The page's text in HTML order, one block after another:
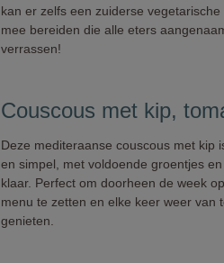
kan er zelfs een zuiderse vegetarische
mee bereiden die alle eters
verrassen!
Couscous met kip,
Deze mediteraanse couscous met kip
en simpel, met voldoende groentjes en
klaar. Perfect om doorheen de week
menu te zetten en elke keer weer van
genieten.